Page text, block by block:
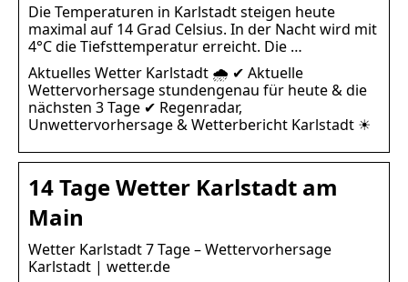
Die Temperaturen in Karlstadt steigen heute
maximal auf 14 Grad Celsius. In der Nacht wird mit
4°C die Tiefsttemperatur erreicht. Die …
Aktuelles Wetter Karlstadt 🌧️ ✔ Aktuelle
Wettervorhersage stundengenau für heute & die
nächsten 3 Tage ✔ Regenradar,
Unwettervorhersage & Wetterbericht Karlstadt ☀
14 Tage Wetter Karlstadt am
Main
Wetter Karlstadt 7 Tage – Wettervorhersage
Karlstadt | wetter.de